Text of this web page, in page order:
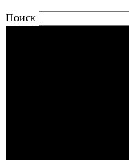
Поиск